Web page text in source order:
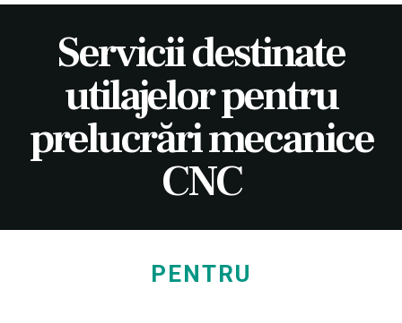
Servicii destinate
utilajelor pentru
prelucrări mecanice
CNC
PENTRU